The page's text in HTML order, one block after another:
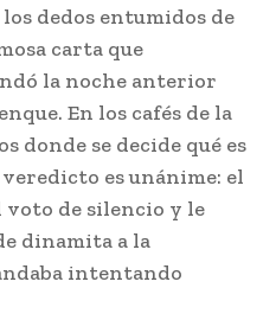
dedos entumidos de
carta que
la noche anterior
En los cafés de la
donde se decide qué es
es unánime: el
de silencio y le
dinamita a la
intentando